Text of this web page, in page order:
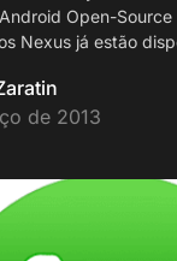
Open-
Nexus já estão
de 2013